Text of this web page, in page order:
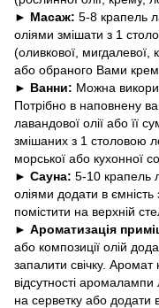
► Масаж: 5-8 крапель
оліями змішати з 1
(оливкової, мигдалевої,
або обраного Вами
► Ванни: Можна
Потрібно в наповнену
лавандової олії або її
змішаних з 1 столовою
морської або кухонної
► Сауна: 5-10 крапель
оліями додати в ємність
помістити на верхній
► Ароматизація
або композиції олій
запалити свічку.
відсутності
на серветку або додати